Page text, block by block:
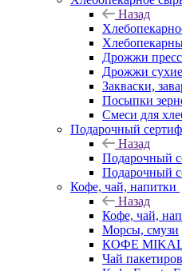
Назад
Дрожжи
Дрожжи сухие
Закваски,
Посыпки
Смеси для
Подарочный
Назад
Подарочный
Подарочный
Кофе, чай, напитки
Назад
Кофе, чай,
Морсы, смузи
КОФЕ
Чай